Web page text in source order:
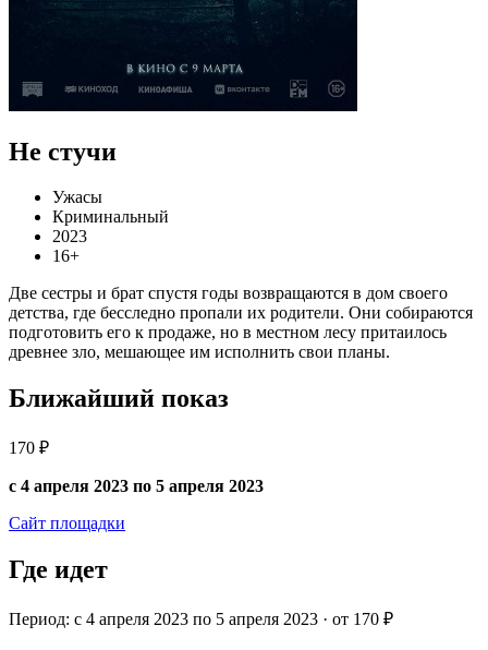
Не стучи
Ужасы
Криминальный
2023
16+
Две сестры и брат спустя годы возвращаются в дом своего
детства, где бесследно пропали их родители. Они собираются
подготовить его к продаже, но в местном лесу притаилось
древнее зло, мешающее им исполнить свои планы.
Ближайший показ
170 ₽
с 4 апреля 2023 по 5 апреля 2023
Сайт площадки
Где идет
Период: с 4 апреля 2023 по 5 апреля 2023 · от 170 ₽